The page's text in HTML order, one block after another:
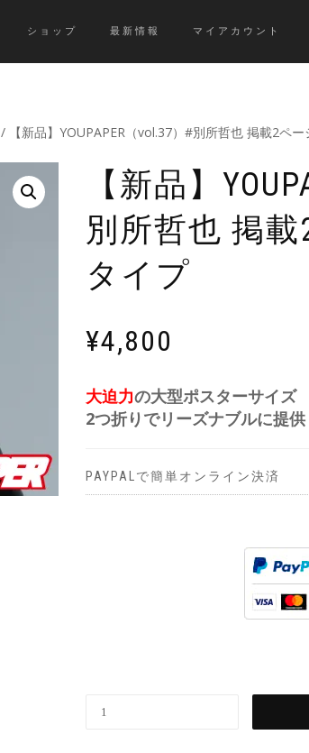
ショップ 最新情報 マイアカウント
/ 【新品】YOUPAPER（vol.37）#別所哲也 掲載2ペ
【新品】
別所哲也 掲
タイプ
¥4,800
大迫力の大型ポスターサイズ
2つ折りでリーズナブルに提供
PAYPALで簡単オンライン決済